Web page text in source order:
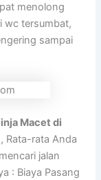
menolong
wc tersumbat,
sampai
Macet di
, Rata-rata Anda
jalan
: Biaya Pasang